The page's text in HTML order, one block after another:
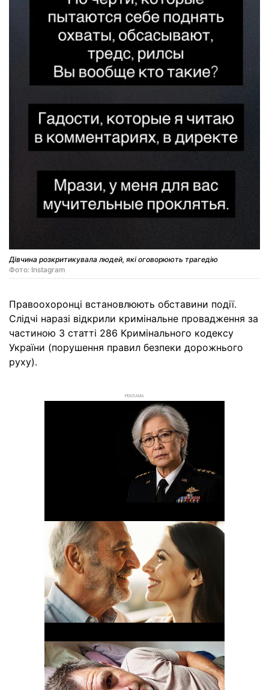
Дівчина розкритикувала людей, які оговорюють трагедію
Фото: Instagram
Правоохоронці встановлюють обставини події.
Слідчі наразі відкрили кримінальне провадження за
частиною 3 статті 286 Кримінального кодексу
України (порушення правил безпеки дорожнього
руху).
РЕКЛАМА